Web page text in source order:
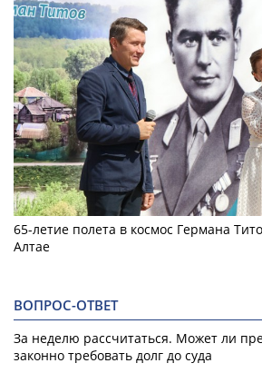
65-летие полета в космос Германа
Алтае
ВОПРОС-ОТВЕТ
За неделю рассчитаться. Может ли
законно требовать долг до суда